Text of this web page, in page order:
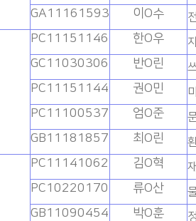
GA11161593
이O수
PC11151146 한O우
GC11030306
반O린
PC11151144
권O민
PC11100537
엄O준
GB11181857
최O린
PC11141062 김O혁
PC10220170
류O산
GB11090454
박O훈